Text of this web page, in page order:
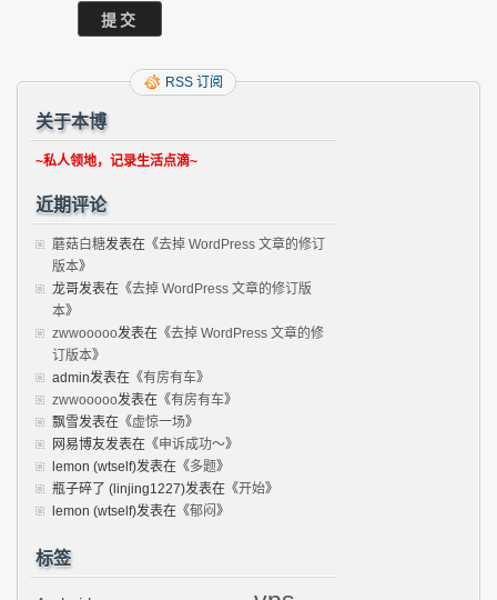
RSS 订阅
关于本博
~私人领地，记录生活点滴~
近期评论
蘑菇白糖发表在《去掉 WordPress 文章的修订
版本》
龙哥发表在《去掉 WordPress 文章的修订版
本》
zwwooooo发表在《去掉 WordPress 文章的修
订版本》
admin发表在《有房有车》
zwwooooo发表在《有房有车》
飘雪发表在《虚惊一场》
网易博友发表在《申诉成功～》
lemon (wtself)发表在《多题》
瓶子碎了 (linjing1227)发表在《开始》
lemon (wtself)发表在《郁闷》
标签